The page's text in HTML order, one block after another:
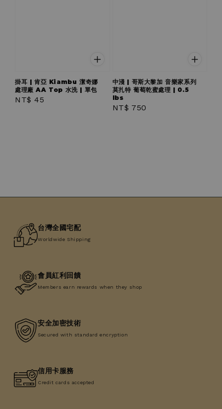
掛耳 | 肯亞 Kiambu 潔奇娜
處理廠 AA Top 水洗 | 單包
Regular
NT$ 45
中淺 | 哥斯大黎加 音樂家系列
莫扎特 葡萄乾蜜處理 | 0.5
lbs
Regular
NT$ 750
台灣全國宅配
Worldwide Shipping
會員紅利回饋
Members earn rewards when they shop
安全加密技術
Secured with standard encryption
信用卡服務
Credit cards accepted